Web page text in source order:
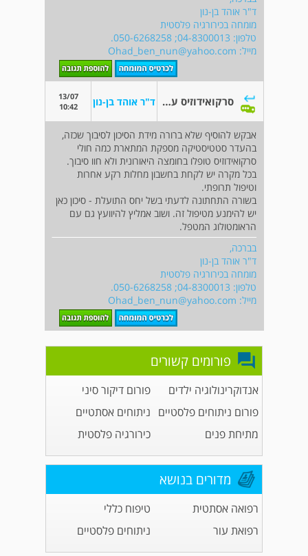
ד"ר אוהד בן-נון
מומחה בכירורגיה פלסטית
טלפון: 04-8300013; 050-6268258.
מייל: Ohad_ben_nun@yahoo.com
סרקואידוזיס עורי והזרקת חומצה הילאורונית ד"ר אוהד בן-נון
13/07
10:42
אבקש להוסיף שלא ברורה מידת הסיכון לסיבוך שכזה,
בהעדר סטטיסטיקה מספקת המתארת כמה חולי
סרקואידוזיס טופלו בחומצה היאורונית ולא חוו סיבוך.
בכל מקרה יש לקחת בחשבון מחלות רקע אחרות
וטיפול תרופתי.
בשורה התחתונה לדעתי בשל יחס התועלת - סיכון כאן
יש להימנע מטיפול זה. ושוב אמליץ להיוועץ גם עם
הראומטולוג המטפל.
בברכה,
ד"ר אוהד בן-נון
מומחה בכירורגיה פלסטית
טלפון: 04-8300013; 050-6268258.
מייל: Ohad_ben_nun@yahoo.com
פורומים קשורים
אנדוקרינולוגיה ילדים
פורום דיקור סיני
פורום ניתוחים פלסטיים ניתוחים אסתטיים
מתיחת פנים
כירורגיה פלסטית
מדורים בנושא
רפואה אסתטית
טיפוח כללי
רפואת עור
ניתוחים פלסטיים